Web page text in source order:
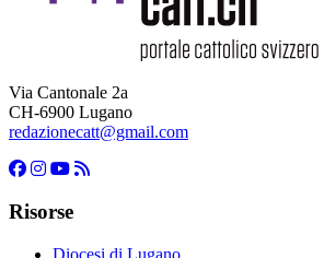
Via Cantonale 2a
CH-6900 Lugano
redazionecatt@gmail.com
Risorse
Diocesi di Lugano